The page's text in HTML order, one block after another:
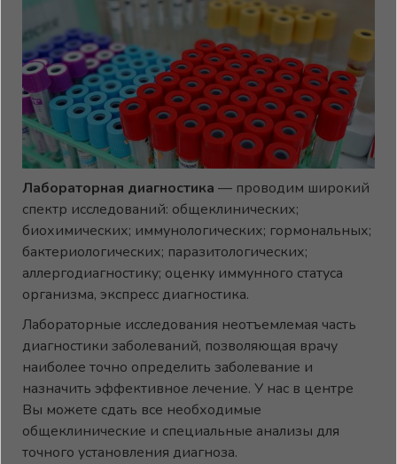
Лабораторная диагностика — проводим широкий
спектр исследований: общеклинических;
биохимических; иммунологических; гормональных;
бактериологических; паразитологических;
аллергодиагностику; оценку иммунного статуса
организма, экспресс диагностика.
Лабораторные исследования неотъемлемая часть
диагностики заболеваний, позволяющая врачу
наиболее точно определить заболевание и
назначить эффективное лечение. У нас в центре
Вы можете сдать все необходимые
общеклинические и специальные анализы для
точного установления диагноза.